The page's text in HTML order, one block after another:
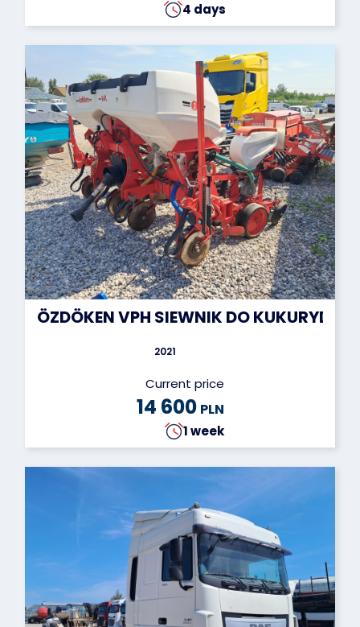
4 days
ÖZDÖKEN VPH SIEWNIK DO KUKURYDZY
2021
Current price
14 600 PLN
1 week